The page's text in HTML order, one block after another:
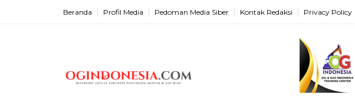
Beranda Profil Media Pedoman Media Siber Kontak Redaksi Privacy Policy